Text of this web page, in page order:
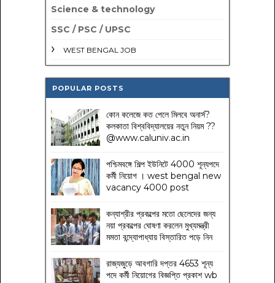
Science & technology
SSC / PSC / UPSC
WEST BENGAL JOB
POPULAR POSTS
কোন কলেজে কত পেলে মিলবে অনার্স?
কলকাতা বিশ্ববিদ্যালয়ের নতুন নিয়ম??
@www.caluniv.ac.in
পশ্চিমবঙ্গে শিল্প ইউনিটে 4000 শূন্যপদে
কর্মী নিয়োগ । west bengal new
vacancy 4000 post
কন্যাশ্রীর প্রকল্পের মতো ছেলেদের জন্য
নয়া প্রকল্পের ঘোষণা করলেন মুখ্যমন্ত্রী
মমতা বন্দ্যোপাধ্যায় বিস্তারিত পড়ে নিন
রাজ্যজুড়ে আবগারি দপ্তর 4653 শূন্য
পদে কর্মী নিয়োগের বিজ্ঞপ্তি প্রকাশ wb